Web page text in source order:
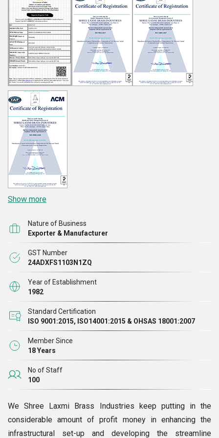
Show more
Nature of Business
Exporter & Manufacturer
GST Number
24ADXFS1103N1ZQ
Year of Establishment
1982
Standard Certification
ISO 9001:2015, ISO14001:2015 & OHSAS 18001:2007
Member Since
18 Years
No of Staff
100
We Shree Laxmi Brass Industries keep putting in the
considerable amount of profit money in enhancing the
infrastructural set-up and developing the streamline